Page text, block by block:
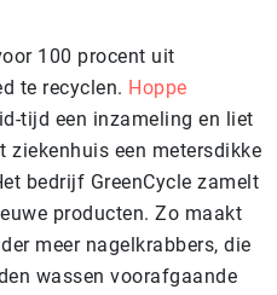
100 procent uit
te recyclen. Hoppe
tijd een inzameling en liet
ziekenhuis een metersdikke
bedrijf GreenCycle zamelt
producten. Zo maakt
meer nagelkrabbers, die
wassen voorafgaande